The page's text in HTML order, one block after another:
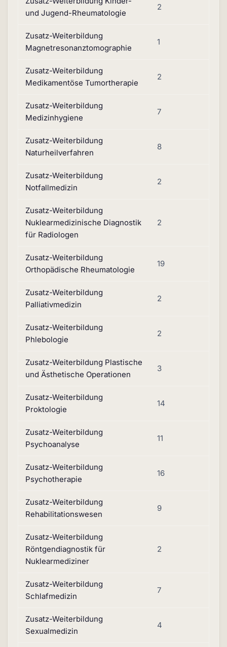
und Jugend-Rheumatologie
2
Zusatz-Weiterbildung
Magnetresonanztomographie
1
Zusatz-Weiterbildung
Medikamentöse Tumortherapie
2
Zusatz-Weiterbildung
Medizinhygiene
7
Zusatz-Weiterbildung
Naturheilverfahren
8
Zusatz-Weiterbildung
Notfallmedizin
2
Zusatz-Weiterbildung
Nuklearmedizinische Diagnostik
für Radiologen
2
Zusatz-Weiterbildung
Orthopädische Rheumatologie
19
Zusatz-Weiterbildung
Palliativmedizin
2
Zusatz-Weiterbildung
Phlebologie
2
Zusatz-Weiterbildung Plastische
und Ästhetische Operationen
3
Zusatz-Weiterbildung
Proktologie
14
Zusatz-Weiterbildung
Psychoanalyse
11
Zusatz-Weiterbildung
Psychotherapie
16
Zusatz-Weiterbildung
Rehabilitationswesen
9
Zusatz-Weiterbildung
Röntgendiagnostik für
Nuklearmediziner
2
Zusatz-Weiterbildung
Schlafmedizin
7
Zusatz-Weiterbildung
Sexualmedizin
4